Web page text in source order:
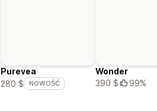
Purevea
280 $
NOWOŚĆ
Wonder
390 $
99%